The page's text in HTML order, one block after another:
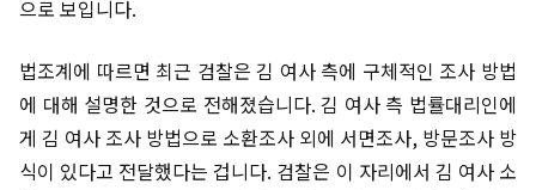
으로 보입니다.
법조계에 따르면 최근 검찰은 김 여사 측에 구체적인 조사 방법
에 대해 설명한 것으로 전해졌습니다. 김 여사 측 법률대리인에
게 김 여사 조사 방법으로 소환조사 외에 서면조사, 방문조사 방
식이 있다고 전달했다는 겁니다. 검찰은 이 자리에서 김 여사 소